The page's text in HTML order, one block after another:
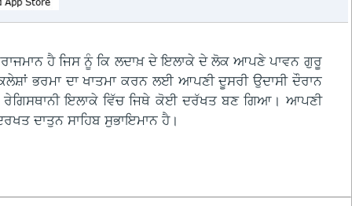
ਹੈ ਜਿਸ ਨੂੰ ਕਿ ਲਦਾਖ਼ ਦੇ ਇਲਾਕੇ ਦੇ ਲੋਕ ਆਪਣੇ ਪਾਵਨ ਗੁਰੂ
ਭਰਮਾ ਦਾ ਖਾਤਮਾ ਕਰਨ ਲਈ ਆਪਣੀ ਦੂਸਰੀ ਉਦਾਸੀ ਦੌਰਾਨ
ਇਲਾਕੇ ਵਿੱਚ ਜਿਥੇ ਕੋਈ ਦਰੱਖਤ ਬਣ ਗਿਆ। ਆਪਣੀ
ਦਾਤੁਨ ਸਾਹਿਬ ਸੁਭਾਇਮਾਨ ਹੈ।